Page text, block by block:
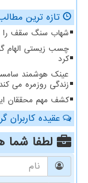
تازه ترین
شهاب سنگ سقف را
چسب زیستی الهام
کرد
عینک هوشمند
زندگی روزمره می کند
کشف مهم محققان
عقیده کاربران
لطفا